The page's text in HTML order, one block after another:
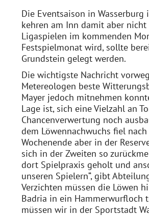
Die Eventsaison in
kehren am Inn damit aber
Ligaspielen im kommenden
Festspielmonat wird, sollte
Grundstein gelegt werden.
Die wichtigste Nachricht
Metereologen beste
Mayer jedoch mitnehmen
Lage ist, sich eine Vielzahl an
Chancenverwertung noch
dem Löwennachwuchs fiel
Wochenende aber in der
sich in der Zweiten so
dort Spielpraxis geholt und
unseren Spielern“, gibt
Verzichten müssen die Löwen
Badria in ein Hammerwurfloch
müssen wir in der Sportstadt